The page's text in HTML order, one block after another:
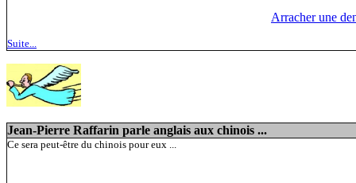
Arracher une
Suite...
Jean-Pierre Raffarin parle anglais aux chinois ...
Ce sera peut-être du chinois pour eux ...